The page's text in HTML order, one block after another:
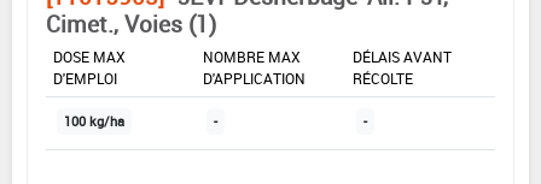
Cimet., Voies (1)
DOSE MAX
D'EMPLOI
NOMBRE MAX
D'APPLICATION
DÉLAIS AVANT
RÉCOLTE
100 kg/ha - -